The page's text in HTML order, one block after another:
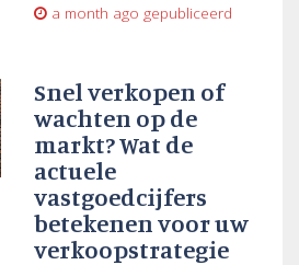
a month ago gepubliceerd
Snel verkopen of
wachten op de
markt? Wat de
actuele
vastgoedcijfers
betekenen voor uw
verkoopstrategie